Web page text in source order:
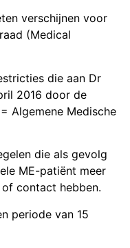
verschijnen voor
(Medical
die aan Dr
2016 door de
Algemene Medische
die als gevolg
ME-patiënt meer
contact hebben.
periode van 15